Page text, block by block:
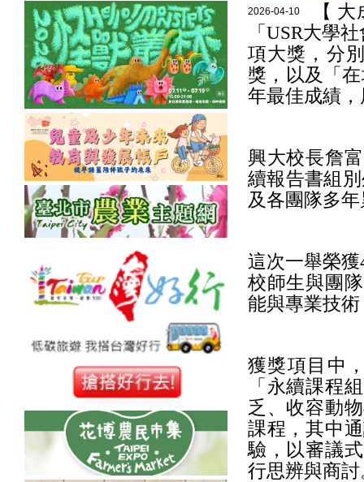
2026-04-10
【
「USR大學
項大獎，分
獎，以及「
年最佳成績
興大校長詹
續報告書組
及各團隊多
這次一舉榮
校師生與團
能與專業技
獲獎項目中
「永續課程
乏、收容動
課程，其中
驗，以審議
行思辨與商討